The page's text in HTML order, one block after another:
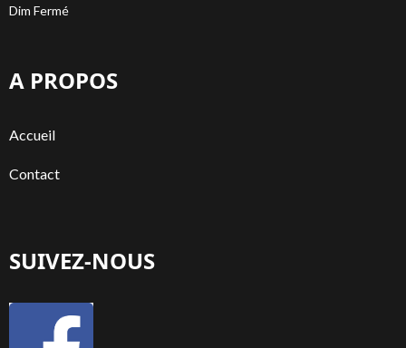
Dim Fermé
A PROPOS
Accueil
Contact
SUIVEZ-NOUS